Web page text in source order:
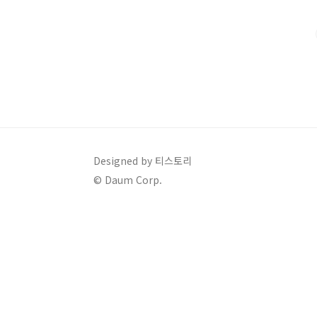
Designed by 티스토리
© Daum Corp.